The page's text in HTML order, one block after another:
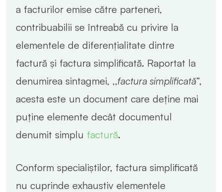
a facturilor emise către parteneri,
contribuabilii se întreabă cu privire la
elementele de diferențialitate dintre
factură și factura simplificată. Raportat la
denumirea sintagmei, ,,factura simplificată”,
acesta este un document care deține mai
puține elemente decât documentul
denumit simplu factură.
Conform specialiștilor, factura simplificată
nu cuprinde exhaustiv elementele